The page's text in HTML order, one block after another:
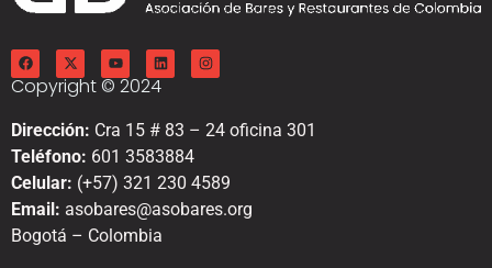
Copyright © 2024
Dirección: Cra 15 # 83 – 24 oficina 301
Teléfono: 601 3583884
Celular: (+57) 321 230 4589
Email: asobares@asobares.org
Bogotá – Colombia